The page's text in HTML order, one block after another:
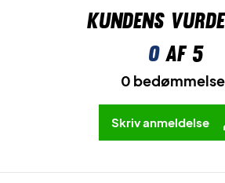
Kundens
0af 5
0
Skriv anmeldelse